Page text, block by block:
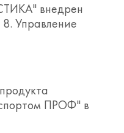
внедрен
Управление
ПРОФ" в